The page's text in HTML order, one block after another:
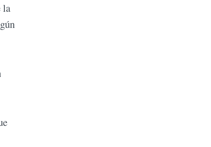
la